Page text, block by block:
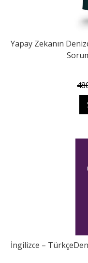
Yapay Zekanın
İngilizce –